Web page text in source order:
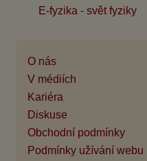
E-fyzika - svět fyziky
O nás
V médiích
Kariéra
Diskuse
Obchodní podmínky
Podmínky užívání webu